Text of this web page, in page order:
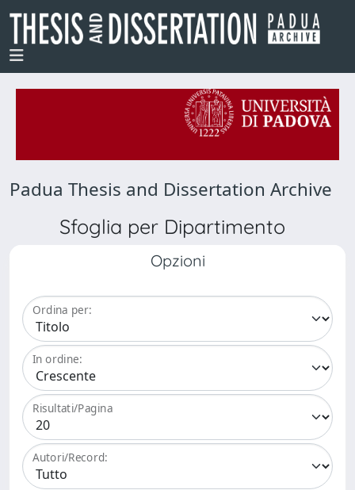
Padua Thesis and Dissertation Archive
Sfoglia per Dipartimento
Opzioni
Ordina per:
In ordine:
Risultati/Pagina
Autori/Record: